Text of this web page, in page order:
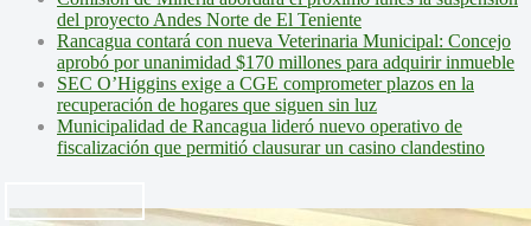
del proyecto Andes Norte de El Teniente
Rancagua contará con nueva Veterinaria Municipal: Concejo
aprobó por unanimidad $170 millones para adquirir inmueble
SEC O’Higgins exige a CGE comprometer plazos en la
recuperación de hogares que siguen sin luz
Municipalidad de Rancagua lideró nuevo operativo de
fiscalización que permitió clausurar un casino clandestino